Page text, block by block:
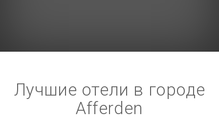
Лучшие отели в городе
Afferden